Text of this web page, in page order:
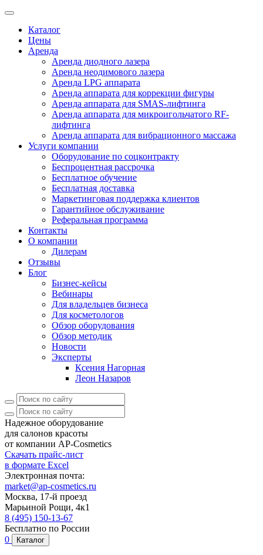
Каталог
Цены
Аренда
Аренда диодного лазера
Аренда неодимового лазера
Аренда LPG аппарата
Аренда аппарата для коррекции фигуры
Аренда аппарата для SMAS-лифтинга
Аренда аппарата для микроигольчатого RF-
лифтинга
Аренда аппарата для вибрационного массажа
Услуги компании
Оборудование по соцконтракту
Беспроцентная рассрочка
Бесплатное обучение
Бесплатная доставка
Маркетинговая поддержка клиентов
Гарантийное обслуживание
Реферальная программа
Контакты
О компании
Дилерам
Отзывы
Блог
Бизнес-кейсы
Вебинары
Для владельцев бизнеса
Для косметологов
Обзор оборудования
Обзор методик
Новости
Эксперты
Ксения Нагорная
Леон Назаров
Надежное оборудование
для салонов красоты
от компании AP-Cosmetics
Скачать прайс-лист
в формате Excel
Электронная почта:
market@ap-cosmetics.ru
Москва, 17-й проезд
Марьиной Рощи, 4к1
8 (495) 150-13-67
Бесплатно по России
0
Каталог